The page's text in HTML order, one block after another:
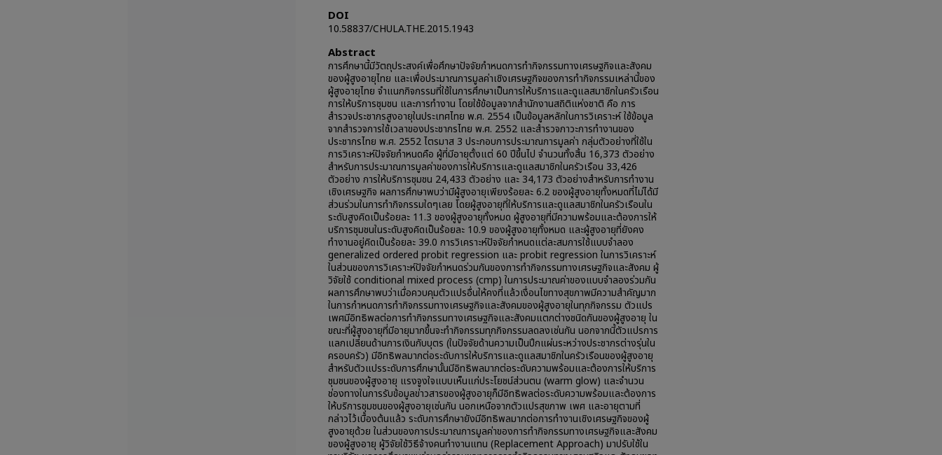
DOI
10.58837/CHULA.THE.2015.1943
Abstract
การศึกษานี้มีวัตถุประสงค์เพื่อศึกษาปัจจัยกำหนดการทำกิจกรรมทางเศรษฐกิจและสังคม
ของผู้สูงอายุไทย และเพื่อประมาณการมูลค่าเชิงเศรษฐกิจของการทำกิจกรรมเหล่านี้ของ
ผู้สูงอายุไทย จำแนกกิจกรรมที่ใช้ในการศึกษาเป็นการให้บริการและดูแลสมาชิกในครัวเรือน
การให้บริการชุมชน และการทำงาน โดยใช้ข้อมูลจากสำนักงานสถิติแห่งชาติ คือ การ
สำรวจประชากรสูงอายุในประเทศไทย พ.ศ. 2554 เป็นข้อมูลหลักในการวิเคราะห์ ใช้ข้อมูล
จากสำรวจการใช้เวลาของประชากรไทย พ.ศ. 2552 และสำรวจภาวะการทำงานของ
ประชากรไทย พ.ศ. 2552 ไตรมาส 3 ประกอบการประมาณการมูลค่า กลุ่มตัวอย่างที่ใช้ใน
การวิเคราะห์ปัจจัยกำหนดคือ ผู้ที่มีอายุตั้งแต่ 60 ปีขึ้นไป จำนวนทั้งสิ้น 16,373 ตัวอย่าง
สำหรับการประมาณการมูลค่าของการให้บริการและดูแลสมาชิกในครัวเรือน 33,426
ตัวอย่าง การให้บริการชุมชน 24,433 ตัวอย่าง และ 34,173 ตัวอย่างสำหรับการทำงาน
เชิงเศรษฐกิจ ผลการศึกษาพบว่ามีผู้สูงอายุเพียงร้อยละ 6.2 ของผู้สูงอายุทั้งหมดที่ไม่ได้มี
ส่วนร่วมในการทำกิจกรรมใดๆเลย โดยผู้สูงอายุที่ให้บริการและดูแลสมาชิกในครัวเรือนใน
ระดับสูงคิดเป็นร้อยละ 11.3 ของผู้สูงอายุทั้งหมด ผู้สูงอายุที่มีความพร้อมและต้องการให้
บริการชุมชนในระดับสูงคิดเป็นร้อยละ 10.9 ของผู้สูงอายุทั้งหมด และผู้สูงอายุที่ยังคง
ทำงานอยู่คิดเป็นร้อยละ 39.0 การวิเคราะห์ปัจจัยกำหนดแต่ละสมการใช้แบบจำลอง
generalized ordered probit regression และ probit regression ในการวิเคราะห์
ในส่วนของการวิเคราะห์ปัจจัยกำหนดร่วมกันของการทำกิจกรรมทางเศรษฐกิจและสังคม ผู้
วิจัยใช้ conditional mixed process (cmp) ในการประมาณค่าของแบบจำลองร่วมกัน
ผลการศึกษาพบว่าเมื่อควบคุมตัวแปรอื่นให้คงที่แล้วเงื่อนไขทางสุขภาพมีความสำคัญมาก
ในการกำหนดการทำกิจกรรมทางเศรษฐกิจและสังคมของผู้สูงอายุในทุกกิจกรรม ตัวแปร
เพศมีอิทธิพลต่อการทำกิจกรรมทางเศรษฐกิจและสังคมแตกต่างชนิดกันของผู้สูงอายุ ใน
ขณะที่ผู้สูงอายุที่มีอายุมากขึ้นจะทำกิจกรรมทุกกิจกรรมลดลงเช่นกัน นอกจากนี้ตัวแปรการ
แลกเปลี่ยนด้านการเงินกับบุตร (ในปัจจัยด้านความเป็นปึกแผ่นระหว่างประชากรต่างรุ่นใน
ครอบครัว) มีอิทธิพลมากต่อระดับการให้บริการและดูแลสมาชิกในครัวเรือนของผู้สูงอายุ
สำหรับตัวแปรระดับการศึกษานั้นมีอิทธิพลมากต่อระดับความพร้อมและต้องการให้บริการ
ชุมชนของผู้สูงอายุ แรงจูงใจแบบเห็นแก่ประโยชน์ส่วนตน (warm glow) และจำนวน
ช่องทางในการรับข้อมูลข่าวสารของผู้สูงอายุก็มีอิทธิพลต่อระดับความพร้อมและต้องการ
ให้บริการชุมชนของผู้สูงอายุเช่นกัน นอกเหนือจากตัวแปรสุขภาพ เพศ และอายุตามที่
กล่าวไว้เบื้องต้นแล้ว ระดับการศึกษายังมีอิทธิพลมากต่อการทำงานเชิงเศรษฐกิจของผู้
สูงอายุด้วย ในส่วนของการประมาณการมูลค่าของการทำกิจกรรมทางเศรษฐกิจและสังคม
ของผู้สูงอายุ ผู้วิจัยใช้วิธีจ้างคนทำงานแทน (Replacement Approach) มาปรับใช้ใน